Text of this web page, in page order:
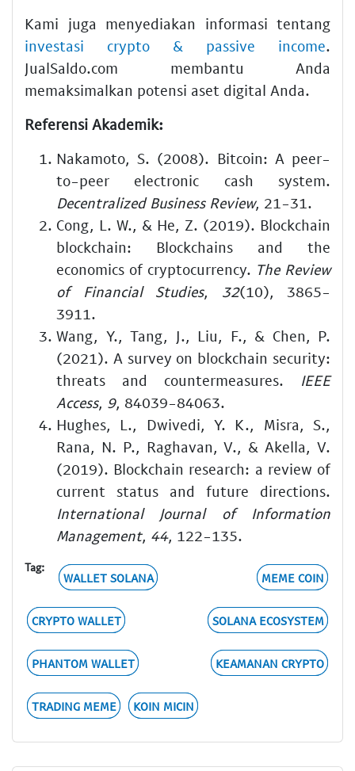
Kami juga menyediakan informasi tentang
investasi crypto & passive income.
JualSaldo.com membantu Anda
memaksimalkan potensi aset digital Anda.
Referensi Akademik:
Nakamoto, S. (2008). Bitcoin: A peer-
to-peer electronic cash system.
Decentralized Business Review, 21-31.
Cong, L. W., & He, Z. (2019). Blockchain
blockchain: Blockchains and the
economics of cryptocurrency. The Review
of Financial Studies, 32(10), 3865-
3911.
Wang, Y., Tang, J., Liu, F., & Chen, P.
(2021). A survey on blockchain security:
threats and countermeasures. IEEE
Access, 9, 84039-84063.
Hughes, L., Dwivedi, Y. K., Misra, S.,
Rana, N. P., Raghavan, V., & Akella, V.
(2019). Blockchain research: a review of
current status and future directions.
International Journal of Information
Management, 44, 122-135.
Tag:
WALLET SOLANA MEME COIN
CRYPTO WALLET SOLANA ECOSYSTEM
PHANTOM WALLET KEAMANAN CRYPTO
TRADING MEME KOIN MICIN